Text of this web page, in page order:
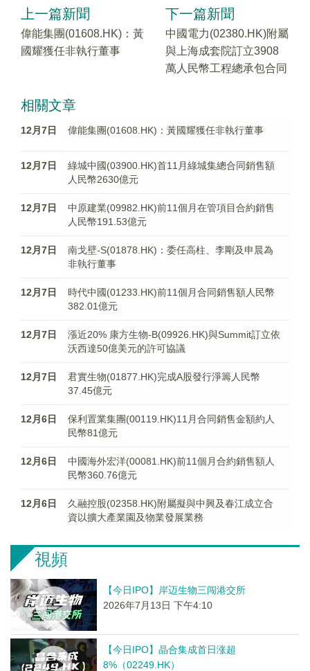
上一篇新聞
偉能集團(01608.HK)：黃
國耀獲任非執行董事
下一篇新聞
中國電力(02380.HK)附屬
與上海成套院訂立3908
萬人民幣工程總承包合同
相關文章
12月7日 偉能集團(01608.HK)：黃國耀獲任非執行董事
12月7日
綠城中國(03900.HK)首11月綠城集總合同銷售額
人民幣2630億元
12月7日
中原建業(09982.HK)前11個月在管項目合約銷售
人民幣191.53億元
12月7日
南戈壁-S(01878.HK)：委任高柱、李剛及申晨為
非執行董事
12月7日
時代中國(01233.HK)前11個月合同銷售額人民幣
382.01億元
12月7日
漲近20% 康方生物-B(09926.HK)與Summit訂立依
沃西達50億美元的許可協議
12月7日
君實生物(01877.HK)完成A股發行淨籌人民幣
37.45億元
12月6日
保利置業集團(00119.HK)11月合同銷售金額約人
民幣81億元
12月6日
中國海外宏洋(00081.HK)前11個月合約銷售額人
民幣360.76億元
12月6日
久融控股(02358.HK)附屬擬與中興及春江成立合
資以擴大產業園及物業發展業務
視頻
【今日IPO】岸迈生物三闯港交所
2026年7月13日 下午4:10
【今日IPO】晶合集成首日涨超
8%（02249.HK）